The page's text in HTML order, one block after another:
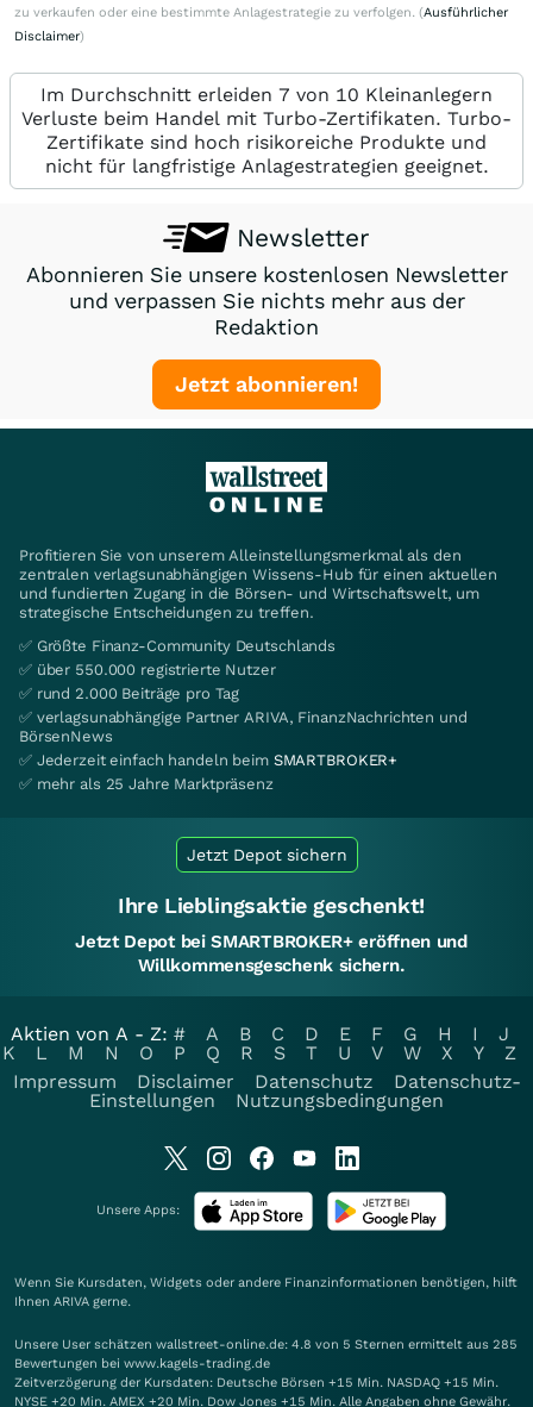
zu verkaufen oder eine bestimmte Anlagestrategie zu verfolgen. (Ausführlicher
Disclaimer)
Im Durchschnitt erleiden 7 von 10 Kleinanlegern
Verluste beim Handel mit Turbo-Zertifikaten. Turbo-
Zertifikate sind hoch risikoreiche Produkte und
nicht für langfristige Anlagestrategien geeignet.
Newsletter
Abonnieren Sie unsere kostenlosen Newsletter
und verpassen Sie nichts mehr aus der
Redaktion
Jetzt abonnieren!
Profitieren Sie von unserem Alleinstellungsmerkmal als den
zentralen verlagsunabhängigen Wissens-Hub für einen aktuellen
und fundierten Zugang in die Börsen- und Wirtschaftswelt, um
strategische Entscheidungen zu treffen.
✅ Größte Finanz-Community Deutschlands
✅ über 550.000 registrierte Nutzer
✅ rund 2.000 Beiträge pro Tag
✅ verlagsunabhängige Partner ARIVA, FinanzNachrichten und
BörsenNews
✅ Jederzeit einfach handeln beim SMARTBROKER+
✅ mehr als 25 Jahre Marktpräsenz
Jetzt Depot sichern
Ihre Lieblingsaktie geschenkt!
Jetzt Depot bei SMARTBROKER+ eröffnen und
Willkommensgeschenk sichern.
Aktien von A - Z: # A B C D E F G H I
J
K
L M N O P Q R S T U V W X Y
Z
Impressum
Disclaimer Datenschutz
Datenschutz-
Einstellungen
Nutzungsbedingungen
Unsere Apps:
Wenn Sie Kursdaten, Widgets oder andere Finanzinformationen benötigen, hilft
Ihnen ARIVA gerne.
Unsere User schätzen wallstreet-online.de: 4.8 von 5 Sternen ermittelt aus 285
Bewertungen bei www.kagels-trading.de
Zeitverzögerung der Kursdaten: Deutsche Börsen +15 Min. NASDAQ +15 Min.
NYSE +20 Min. AMEX +20 Min. Dow Jones +15 Min. Alle Angaben ohne Gewähr.